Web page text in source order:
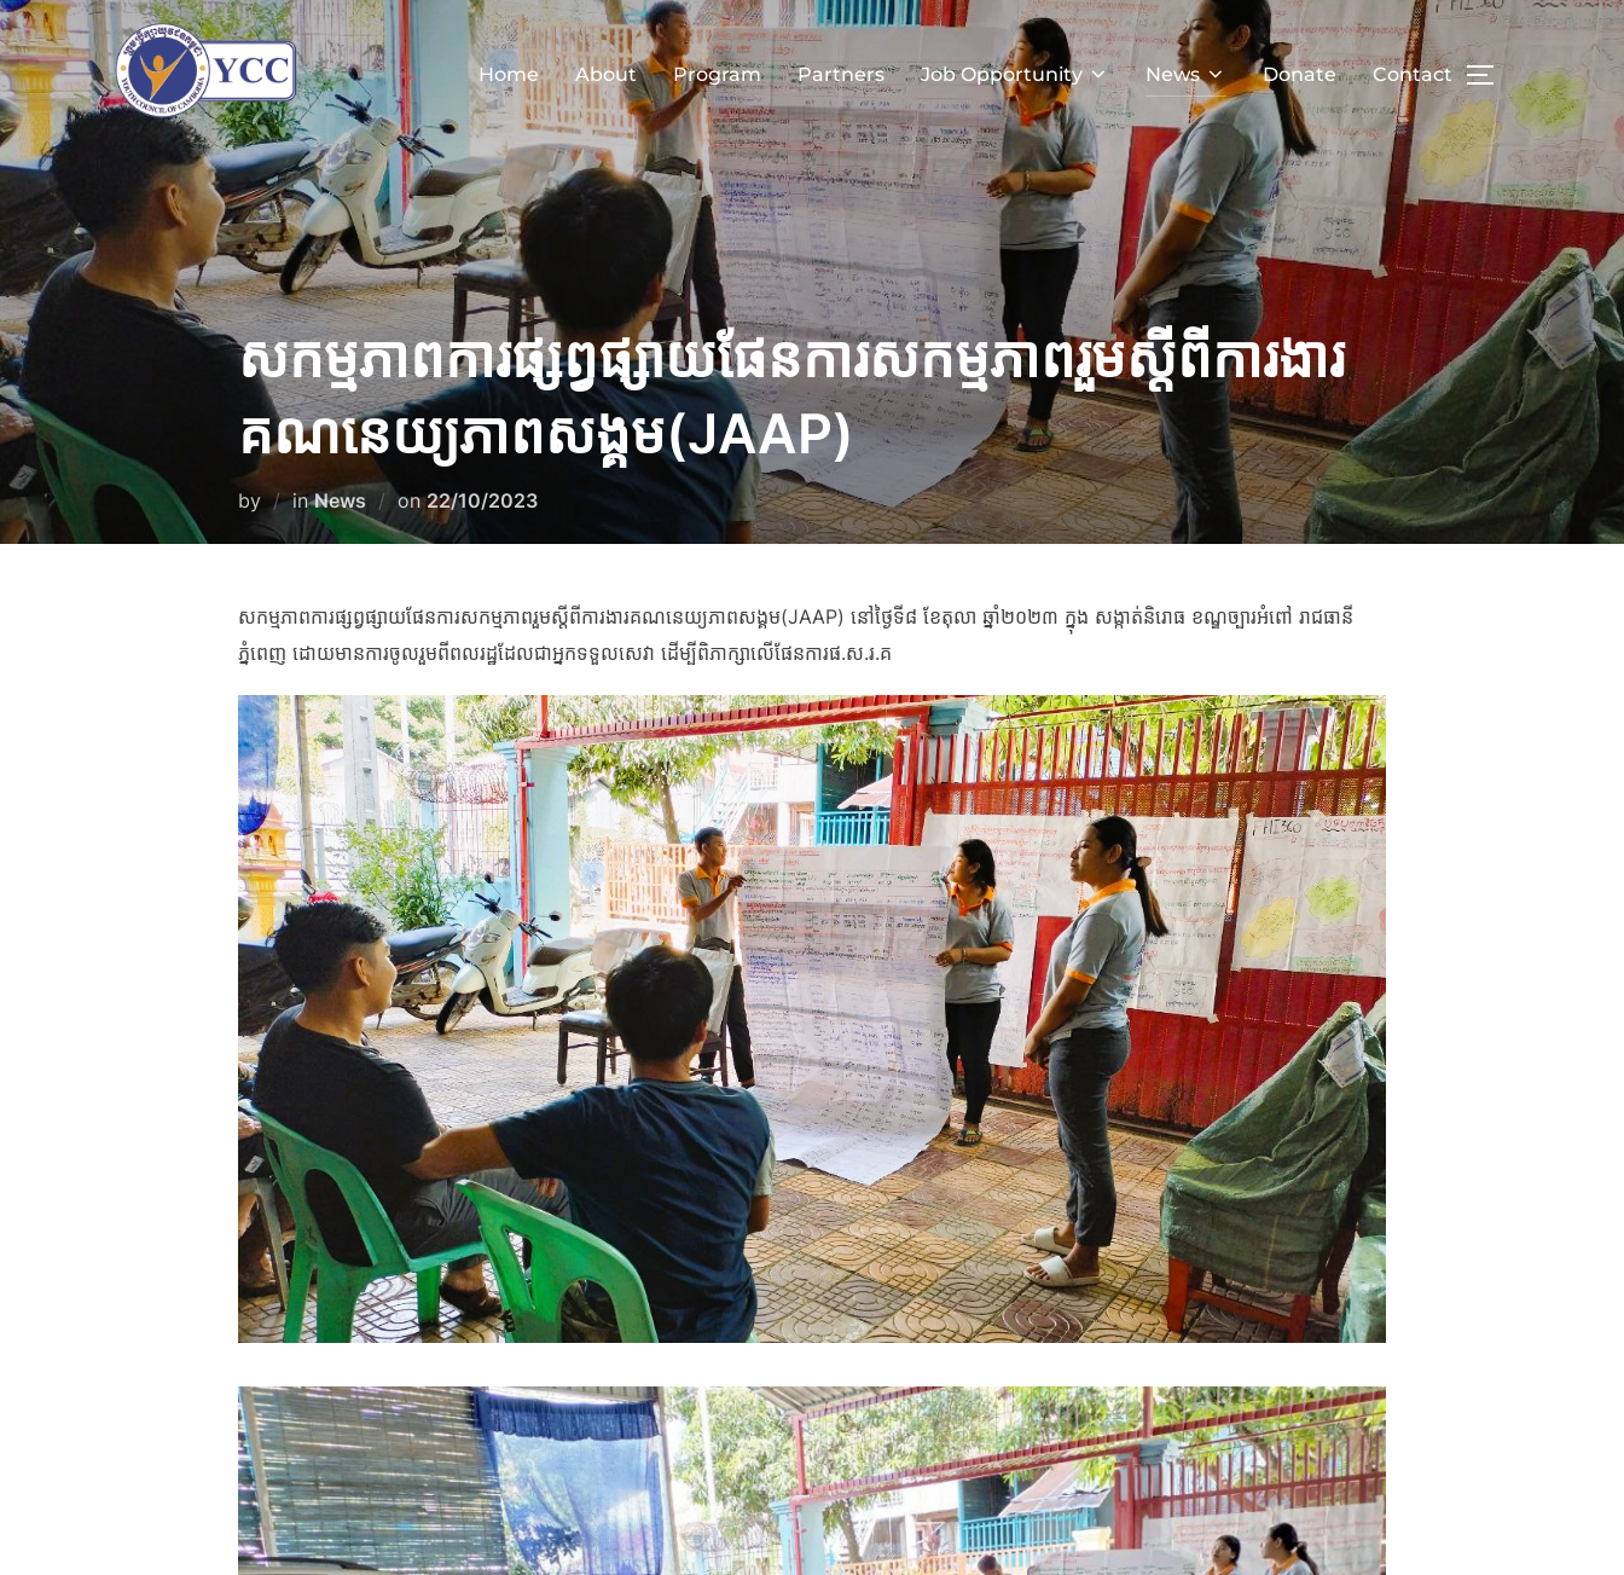
Skip
to
content
Home About Program Partners Job Opportunity News Donate Contact TOGGLE
សកម្មភាពការផ្សព្វផ្សាយផែនការសកម្មភាពរួមស្តីពីការងារ
គណនេយ្យភាពសង្គម(JAAP)
by inNews onPosted
on
22/10/2023
សកម្មភាពការផ្សព្វផ្សាយផែនការសកម្មភាពរួមស្តីពីការងារគណនេយ្យភាពសង្គម(JAAP) នៅថ្ងៃទី៨ ខែតុលា ឆ្នាំ២០២៣ ក្នុង សង្កាត់និរោធ ខណ្ឌច្បារអំពៅ រាជធានី
ភ្នំពេញ ដោយមានការចូលរួមពីពលរដ្ឋដែលជាអ្នកទទួលសេវា ដើម្បីពិភាក្សាលើផែនការផ.ស.រ.គ